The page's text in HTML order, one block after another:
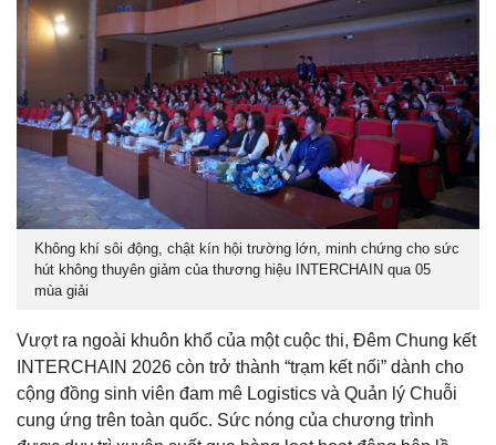
Không khí sôi động, chật kín hội trường lớn, minh chứng cho sức
hút không thuyên giảm của thương hiệu INTERCHAIN qua 05
mùa giải
Vượt ra ngoài khuôn khổ của một cuộc thi, Đêm Chung kết
INTERCHAIN 2026 còn trở thành “trạm kết nối” dành cho
cộng đồng sinh viên đam mê Logistics và Quản lý Chuỗi
cung ứng trên toàn quốc. Sức nóng của chương trình